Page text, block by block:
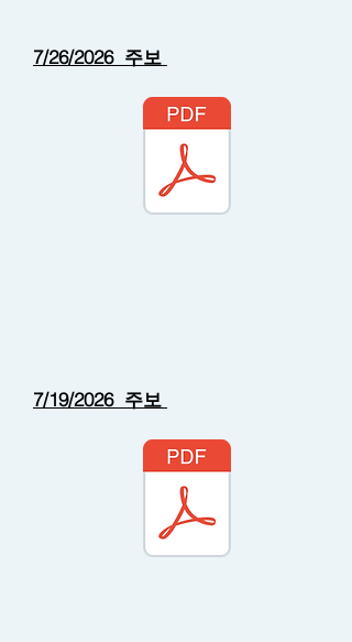
7/26/2026 주보
7/19/2026 주보